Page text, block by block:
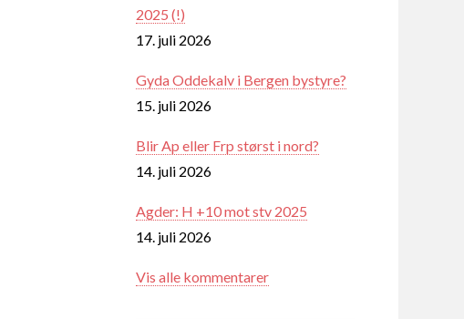
2025 (!)
17. juli 2026
Gyda Oddekalv i Bergen bystyre?
15. juli 2026
Blir Ap eller Frp størst i nord?
14. juli 2026
Agder: H +10 mot stv 2025
14. juli 2026
Vis alle kommentarer